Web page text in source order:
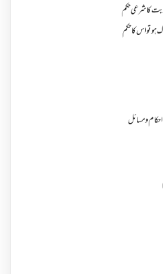
کا شرعی حکم
ہو تو اس کا حکم
و مسائل